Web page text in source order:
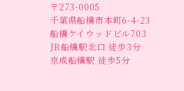
〒273-0005
千葉県船橋市本町6-4-23
船橋ケイウッドビル703
JR船橋駅北口 徒歩3分
京成船橋駅 徒歩5分